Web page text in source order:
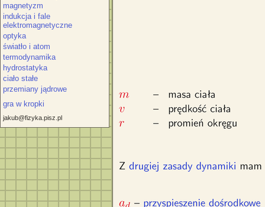
magnetyzm
indukcja i fale
elektromagnetyczne
optyka
światło i atom
termodynamika
hydrostatyka
ciało stałe
przemiany jądrowe
gra w kropki
jakub@fizyka.pisz.pl